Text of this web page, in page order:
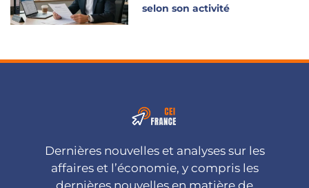
selon son activité
Dernières nouvelles et analyses sur les
affaires et l’économie, y compris les
dernières nouvelles en matière de